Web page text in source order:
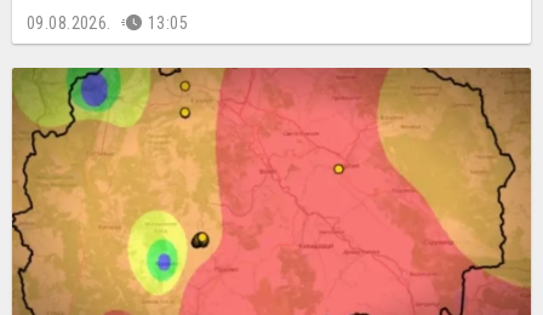
09.08.2026. 13:05